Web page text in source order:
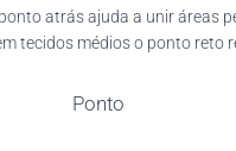
atrás ajuda a unir áreas
tecidos médios o ponto reto
Ponto